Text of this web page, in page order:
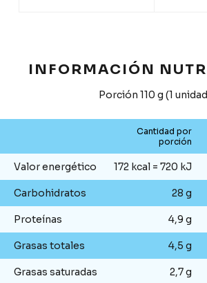
INFORMACIÓN
Porción 110 g (1
Cantidad por
porción
Valor energético 172 kcal = 720 kJ
Carbohidratos 28 g
Proteínas 4,9 g
Grasas totales 4,5 g
Grasas saturadas 2,7 g